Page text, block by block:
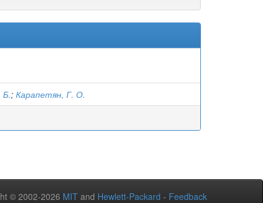
Б.; Карапетян, Г. О.
© 2002-2026 MIT and Hewlett-Packard - Feedback